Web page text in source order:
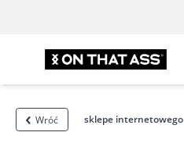
Wróć sklepe internetowego